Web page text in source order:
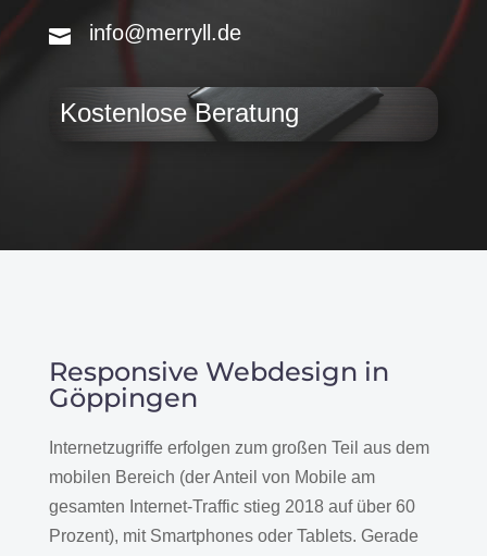
info@merryll.de
Kostenlose Beratung
Responsive Webdesign in
Göppingen
Internetzugriffe erfolgen zum großen Teil aus dem
mobilen Bereich (der Anteil von Mobile am
gesamten Internet-Traffic stieg 2018 auf über 60
Prozent), mit Smartphones oder Tablets. Gerade